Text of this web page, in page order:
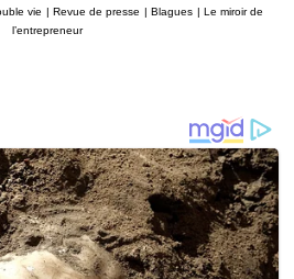
vie | Revue de presse | Blagues | Le miroir de
l’entrepreneur